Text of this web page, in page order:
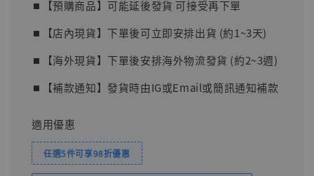
⏹︎【預購商品】可能延後發貨 可接受再下單
⏹︎【店內現貨】下單後可立即安排出貨 (約1~3天)
⏹︎【海外現貨】下單後安排海外物流發貨 (約2~3週)
⏹︎【補款通知】發貨時由IG或Email或簡訊通知補款
適用優惠
任選5件可享98折優惠